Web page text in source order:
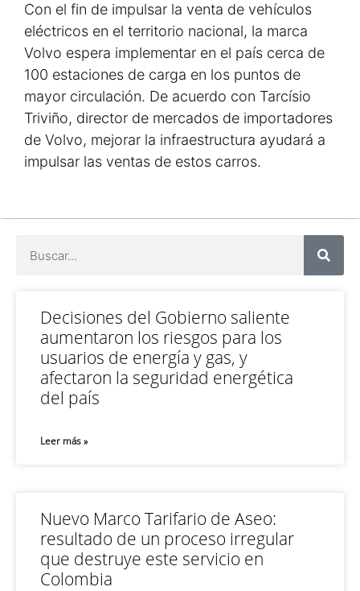
Con el fin de impulsar la venta de vehículos
eléctricos en el territorio nacional, la marca
Volvo espera implementar en el país cerca de
100 estaciones de carga en los puntos de
mayor circulación. De acuerdo con Tarcísio
Triviño, director de mercados de importadores
de Volvo, mejorar la infraestructura ayudará a
impulsar las ventas de estos carros.
Decisiones del Gobierno saliente
aumentaron los riesgos para los
usuarios de energía y gas, y
afectaron la seguridad energética
del país
Leer más »
Nuevo Marco Tarifario de Aseo:
resultado de un proceso irregular
que destruye este servicio en
Colombia